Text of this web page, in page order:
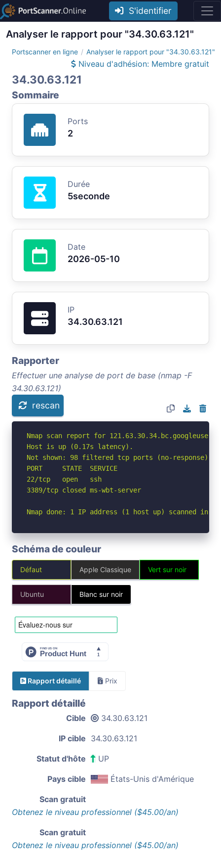
S'identifier
Analyser le rapport pour "34.30.63.121"
Portscanner en ligne Analyser le rapport pour "34.30.63.121"
Niveau d'adhésion: Membre gratuit
34.30.63.121
Sommaire
Ports
2
Durée
5seconde
Date
2026-05-10
IP
34.30.63.121
Rapporter
Effectuer une analyse de port de base (nmap -F
34.30.63.121)
rescan
Nmap scan report for
Host is up (0.17s latency).
Not shown: 98 filtered tcp ports (no-response)
PORT     STATE  SERVICE
22/tcp   open   ssh
3389/tcp closed ms-wbt-server
Nmap done: 1 IP address (1 host up) scanned in
Schéma de couleur
Défaut Apple Classique Vert sur noir
Ubuntu Blanc sur noir
Rapport détaillé Prix
Rapport détaillé
Cible 34.30.63.121
IP cible 34.30.63.121
Statut d'hôte UP
Pays cible États-Unis d'Amérique
Scan gratuit
Obtenez le niveau professionnel ($45.00/an)
Scan gratuit
Obtenez le niveau professionnel ($45.00/an)